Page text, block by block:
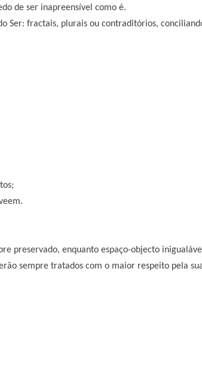
de ser inapreensível como é.
Ser: fractais, plurais ou contraditórios,
preservado, enquanto espaço-objecto
sempre tratados com o maior respeito pela